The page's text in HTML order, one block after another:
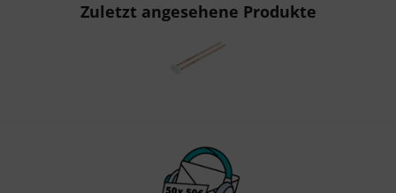
Zuletzt angesehene Produkte